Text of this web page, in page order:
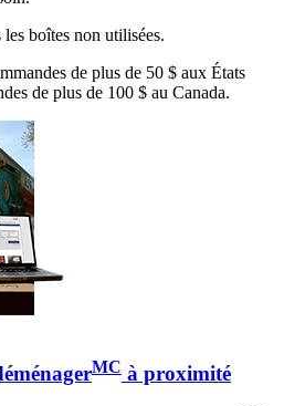
boîtes non utilisées.
de plus de 50 $ aux États
de plus de 100 $ au Canada.
MC à proximité